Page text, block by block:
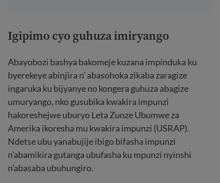
Igipimo cyo guhuza imiryango
Abayobozi bashya bakomeje kuzana impinduka ku
byerekeye abinjira n' abasohoka zikaba zaragize
ingaruka ku bijyanye no kongera guhuza abagize
umuryango, nko gusubika kwakira impunzi
hakoreshejwe uburyo Leta Zunze Ubumwe za
Amerika ikoresha mu kwakira impunzi (USRAP).
Ndetse ubu yanabujije ibigo bifasha impunzi
n'abamikira gutanga ubufasha ku mpunzi nyinshi
n'abasaba ubuhungiro.